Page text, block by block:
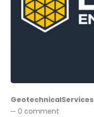
GeotechnicalServices
0 comment